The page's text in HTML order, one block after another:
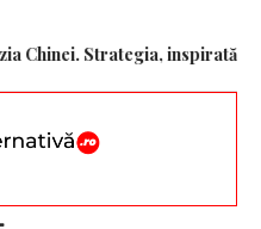
Strategia, inspirată de